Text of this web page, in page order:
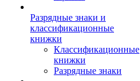
Разрядные знаки и
классификационные
книжки
Классификационные
книжки
Разрядные знаки